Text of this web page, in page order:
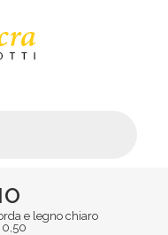
e legno chiaro